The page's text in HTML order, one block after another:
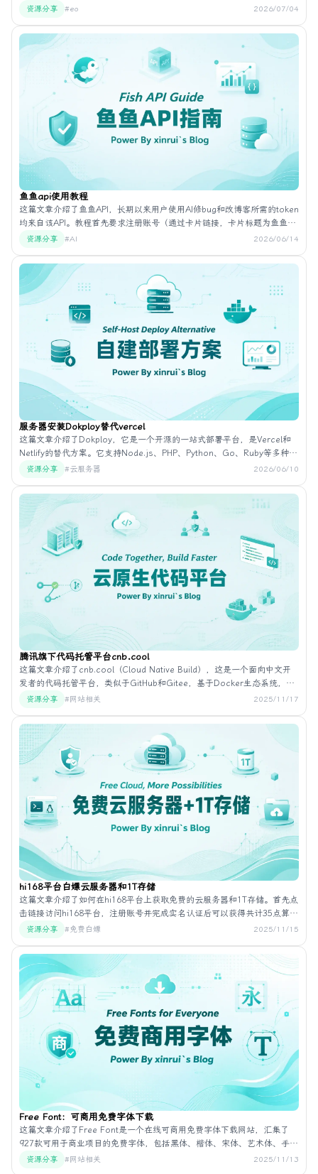
便；目前腾讯云已开始发放额外套餐，总计可免费领取四个。文章说明此
页面下单即可获取。四个链接分别对应不同活动页面，每个账户可在各入
口分别下单领取，活动具体到期时间未明确。多域名用户此前因此感到困
资源分享 #eo 2026/07/04
鱼鱼api使用教程
这篇文章介绍了鱼鱼API，长期以来用户使用AI修bug和改博客所需的token
均来自该API。教程首先要求注册账号（通过卡片链接，卡片标题为鱼鱼
api官网，描述为超低价token），注册后赠送1美元额度，不足可购买，1
vscode的AI编程工具中，API端点填写网站域名即可。文章提到有羊毛就
赶紧薅，500万token不少。
资源分享 #AI 2026/06/14
服务器安装Dokploy替代vercel
这篇文章介绍了Dokploy，它是一个开源的一站式部署平台，是Vercel和
Netlify的替代方案。它支持Node.js、PHP、Python、Go、Ruby等多种语
言的应用程序部署，以及MySQL、PostgreSQL、MongoDB、Redis等数
Docker容器管理、与Traefik集成（实现路由和负载均衡）、实时监控
CPU、内存、存储和网络使用情况、数据库备份（支持多种存储目标）等
功能。其优势包括无需手动配置Nginx和SSL证书，上传代码即自动生成生
产级部署，从代码提交到线上服务最快仅需30秒。该平台开源且免费，支
持商业使用和私有化部署，适合个人开发者或小型团队使用。部署可通过
一键安装脚本或Docker命令完成。
资源分享 #云服务器 2026/06/10
腾讯旗下代码托管平台cnb.cool
这篇文章介绍了cnb.cool（Cloud Native Build），这是一个面向中文开
发者的代码托管平台，类似于GitHub和Gitee，基于Docker生态系统，支
持环境一致性、分支即环境、秒级克隆和构建加速等技术。其核心功能包
护等。该平台提供免费额度，包括100 GiB的仓库存储、100 GiB的对象存
储以及CPU和GPU的计算时长。
资源分享 #网站相关 2025/11/17
hi168平台白嫖云服务器和1T存储
这篇文章介绍了如何在hi168平台上获取免费的云服务器和1T存储。首先点
击链接访问hi168平台，注册账号并完成实名认证后可以获得共计35点算
力。使用邀请码注册还可以额外获得20点算力。认证所需信息包括姓名、
服务器即可获得免费的云服务器。此外，注册后还可以免费使用1T存储，
遵循s3存储协议，并可对接到openlist。
资源分享 #免费白嫖 2025/11/15
Free Font：可商用免费字体下载
这篇文章介绍了Free Font是一个在线可商用免费字体下载网站，汇集了
927款可用于商业项目的免费字体，包括黑体、楷体、宋体、艺术体、手绘
体等多种中文样式及多款开源英文字体。所有字体均可直接下载，便于设
资源分享 #网站相关 2025/11/13